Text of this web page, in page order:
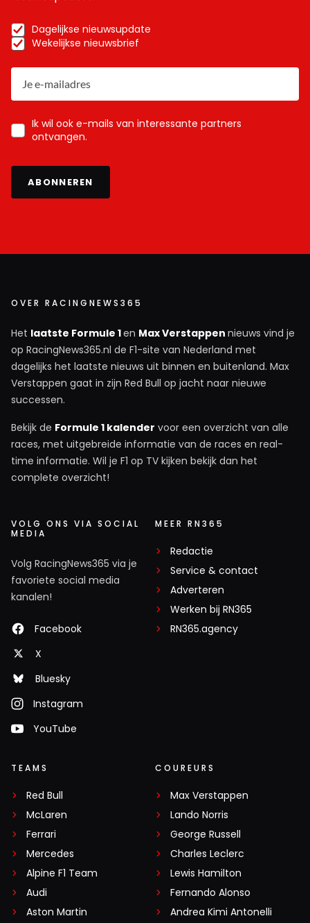
Dagelijkse nieuwsupdate
Wekelijkse nieuwsbrief
Ik wil ook e-mails van interessante partners
ontvangen.
ABONNEREN
OVER RACINGNEWS365
Het laatste Formule 1en Max Verstappen nieuws vind je
op RacingNews365.nl de F1-site van Nederland met
dagelijks het laatste nieuws uit binnen en buitenland. Max
Verstappen gaat in zijn Red Bull op jacht naar nieuwe
successen.
Bekijk de Formule 1 kalender voor een overzicht van alle
races, met uitgebreide informatie van de races en real-
time informatie. Wil je F1 op TV kijken bekijk dan het
complete overzicht!
VOLG ONS VIA SOCIAL
MEDIA
Volg RacingNews365 via je
favoriete social media
kanalen!
Facebook
X
Bluesky
Instagram
YouTube
MEER RN365
Redactie
Service & contact
Adverteren
Werken bij RN365
RN365.agency
TEAMS
Red Bull
McLaren
Ferrari
Mercedes
Alpine F1 Team
Audi
Aston Martin
COUREURS
Max Verstappen
Lando Norris
George Russell
Charles Leclerc
Lewis Hamilton
Fernando Alonso
Andrea Kimi Antonelli